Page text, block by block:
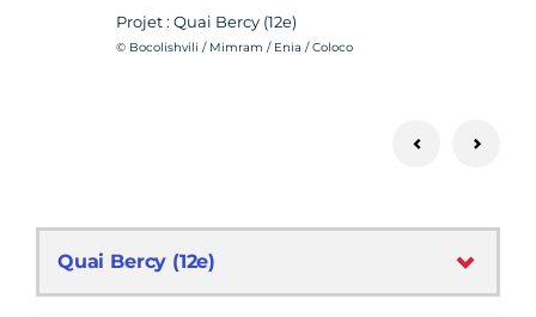
Projet : Quai Bercy (12e)
Crédit photo :
© Bocolishvili / Mimram / Enia / Coloco
Quai Bercy (12e)